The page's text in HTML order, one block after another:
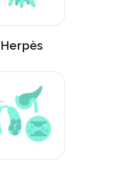
Herpès